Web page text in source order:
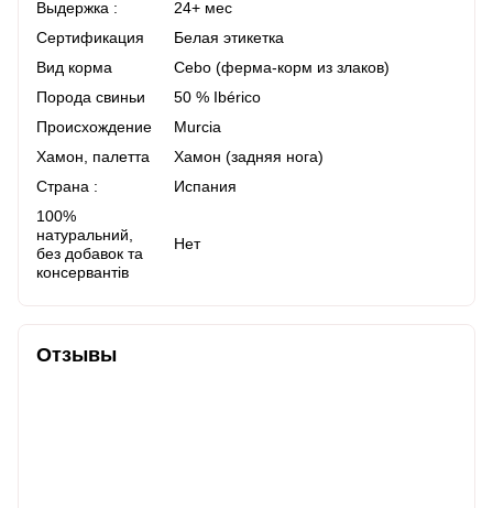
Выдержка :
24+ мес
Сертификация
Белая этикетка
Вид корма
Cebo (ферма-корм из злаков)
Порода свиньи
50 % Ibérico
Происхождение
Murcia
Хамон, палетта
Хамон (задняя нога)
Страна :
Испания
100%
натуральний,
без добавок та
консервантів
Нет
Отзывы